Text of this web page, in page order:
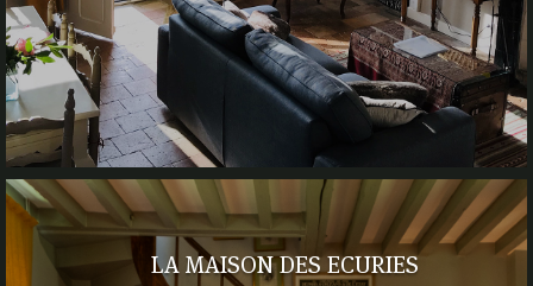
LA MAISON DES ECURIES